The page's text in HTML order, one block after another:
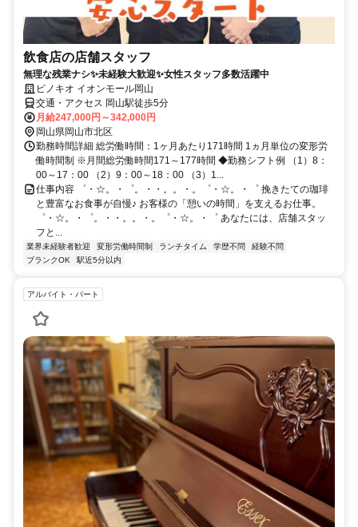
飲食店の店舗スタッフ
無理な残業ナシ✨未経験大歓迎✨女性スタッフ多数活躍中
ピノキオ イオンモール岡山
交通・アクセス 岡山駅徒歩5分
月給247,000円～342,000円
岡山県岡山市北区
勤務時間詳細 総労働時間：1ヶ月あたり171時間 1ヵ月単位の変形労
働時間制 ※月間総労働時間171～177時間 ◆勤務シフト例 （1）8：
00～17：00 （2）9：00～18：00 （3）1...
仕事内容 ゜・☆。・゜。・・。。・。゜・☆。・゜ 挽きたての珈琲
と豊富なお食事が自慢♪ お客様の「憩いの時間」を支えるお仕事。
゜・☆。・゜。・・。。・。゜・☆。・゜ あなたには、店舗スタッ
フと...
業界未経験者歓迎 変形労働時間制 ランチタイム 学歴不問
経験不問
ブランクOK
駅近5分以内
アルバイト・パート